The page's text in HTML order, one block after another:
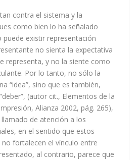
contra el sistema y la
como bien lo ha señalado
puede existir representación
no sienta la expectativa
representa, y no la siente como
Por lo tanto, no sólo la
“idea”, sino que es también,
(autor cit., Elementos de la
Alianza 2002, pág. 265),
de atención a los
en el sentido que estos
fortalecen el vínculo entre
al contrario, parece que